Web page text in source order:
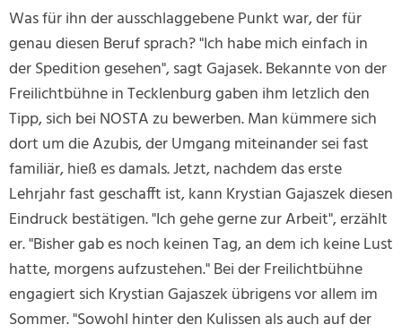
Was für ihn der ausschlaggebene Punkt war, der für
genau diesen Beruf sprach? "Ich habe mich einfach in
der Spedition gesehen", sagt Gajasek. Bekannte von der
Freilichtbühne in Tecklenburg gaben ihm letzlich den
Tipp, sich bei NOSTA zu bewerben. Man kümmere sich
dort um die Azubis, der Umgang miteinander sei fast
familiär, hieß es damals. Jetzt, nachdem das erste
Lehrjahr fast geschafft ist, kann Krystian Gajaszek diesen
Eindruck bestätigen. "Ich gehe gerne zur Arbeit", erzählt
er. "Bisher gab es noch keinen Tag, an dem ich keine Lust
hatte, morgens aufzustehen." Bei der Freilichtbühne
engagiert sich Krystian Gajaszek übrigens vor allem im
Sommer. "Sowohl hinter den Kulissen als auch auf der